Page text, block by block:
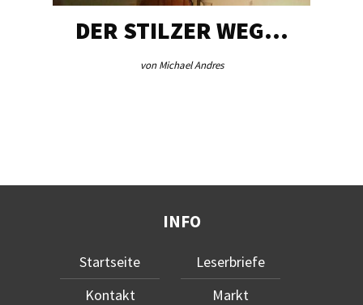
DER STILZER WEG…
von Michael Andres
INFO
Startseite
Kontakt
Leserbriefe
Markt